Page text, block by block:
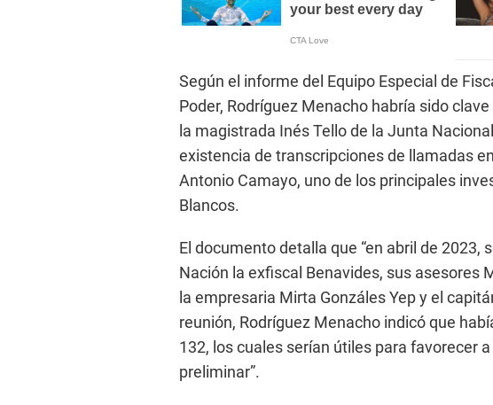
Según el informe del Equipo Especial de
Poder, Rodríguez Menacho habría sido
la magistrada Inés Tello de la Junta
existencia de transcripciones de llamadas
Antonio Camayo, uno de los principales
Blancos.
El documento detalla que “en abril de 2023,
Nación la exfiscal Benavides, sus asesores
la empresaria Mirta Gonzáles Yep y el
reunión, Rodríguez Menacho indicó que
132, los cuales serían útiles para favorecer
preliminar”.